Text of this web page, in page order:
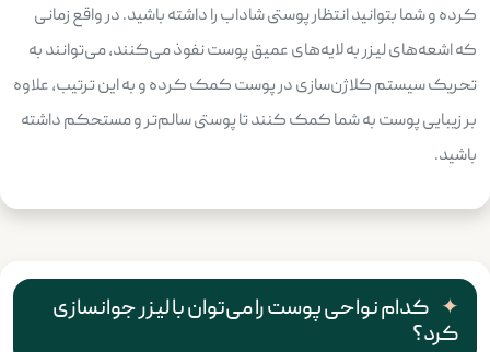
کرده و شما بتوانید انتظار پوستی شاداب را داشته باشید. در واقع زمانی
که اشعه‌های لیزر به لایه‌های عمیق پوست نفوذ می‌کنند، می‌توانند به
تحریک سیستم کلاژن‌سازی در پوست کمک کرده و به این ترتیب، علاوه
بر زیبایی پوست به شما کمک کنند تا پوستی سالم‌تر و مستحکم داشته
باشید.
کدام نواحی پوست را می‌توان با لیزر جوانسازی
کرد؟